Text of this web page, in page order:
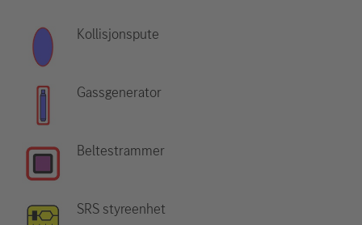
Kollisjonspute
Gassgenerator
Beltestrammer
SRS styreenhet